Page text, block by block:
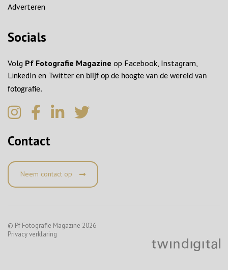
Adverteren
Socials
Volg Pf Fotografie Magazine op Facebook, Instagram,
LinkedIn en Twitter en blijf op de hoogte van de wereld van
fotografie.
Contact
Neem contact op
© Pf Fotografie Magazine 2026
Privacy verklaring